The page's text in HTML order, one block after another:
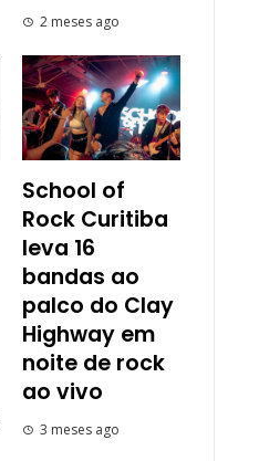
2 meses ago
School of
Rock Curitiba
leva 16
bandas ao
palco do Clay
Highway em
noite de rock
ao vivo
3 meses ago